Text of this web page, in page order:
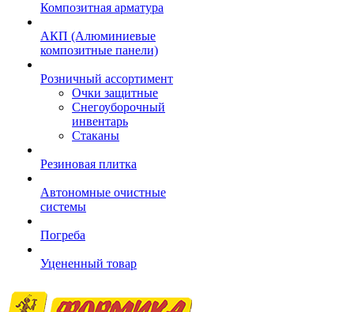
Композитная арматура
АКП (Алюминиевые
композитные панели)
Розничный ассортимент
Очки защитные
Снегоуборочный
инвентарь
Стаканы
Резиновая плитка
Автономные очистные
системы
Погреба
Уцененный товар